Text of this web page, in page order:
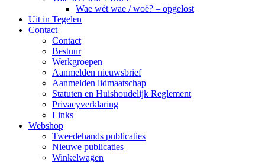
Wae wèt wae / woë? – opgelost
Uit in Tegelen
Contact
Contact
Bestuur
Werkgroepen
Aanmelden nieuwsbrief
Aanmelden lidmaatschap
Statuten en Huishoudelijk Reglement
Privacyverklaring
Links
Webshop
Tweedehands publicaties
Nieuwe publicaties
Winkelwagen